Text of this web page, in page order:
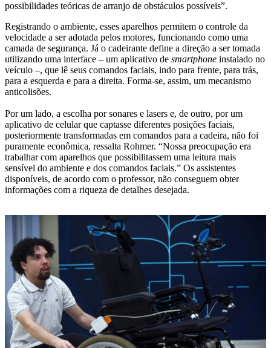
possibilidades teóricas de arranjo de obstáculos possíveis”.
Registrando o ambiente, esses aparelhos permitem o controle da
velocidade a ser adotada pelos motores, funcionando como uma
camada de segurança. Já o cadeirante define a direção a ser tomada
utilizando uma interface – um aplicativo de smartphone instalado no
veículo –, que lê seus comandos faciais, indo para frente, para trás,
para a esquerda e para a direita. Forma-se, assim, um mecanismo
anticolisões.
Por um lado, a escolha por sonares e lasers e, de outro, por um
aplicativo de celular que captasse diferentes posições faciais,
posteriormente transformadas em comandos para a cadeira, não foi
puramente econômica, ressalta Rohmer. “Nossa preocupação era
trabalhar com aparelhos que possibilitassem uma leitura mais
sensível do ambiente e dos comandos faciais.” Os assistentes
disponíveis, de acordo com o professor, não conseguem obter
informações com a riqueza de detalhes desejada.